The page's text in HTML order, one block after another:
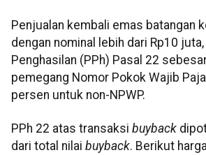
Penjualan kembali emas batangan
dengan nominal lebih dari Rp10
Penghasilan (PPh) Pasal 22
pemegang Nomor Pokok Wajib
persen untuk non-NPWP.
PPh 22 atas transaksi buyback
dari total nilai buyback. Berikut